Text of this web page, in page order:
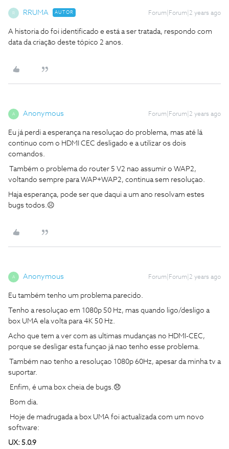
R RRUMA AUTOR Forum|Forum|2 years ago
A historia do foi identificado e está a ser tratada, respondo com
data da criação deste tópico 2 anos.
A Anonymous Forum|Forum|2 years ago
Eu já perdi a esperança na resoluçao do problema, mas até lá
continuo com o HDMI CEC desligado e a utilizar os dois
comandos.
Também o problema do router 5 V2 nao assumir o WAP2,
voltando sempre para WAP+WAP2, continua sem resoluçao.
Haja esperança, pode ser que daqui a um ano resolvam estes
bugs todos.☹️
A Anonymous Forum|Forum|2 years ago
Eu também tenho um problema parecido.
Tenho a resoluçao em 1080p 50 Hz, mas quando ligo/desligo a
box UMA ela volta para 4K 50 Hz.
Acho que tem a ver com as ultimas mudanças no HDMI-CEC,
porque se desligar esta funçao já nao tenho esse problema.
Também nao tenho a resoluçao 1080p 60Hz, apesar da minha tv a
suportar.
Enfim, é uma box cheia de bugs.😞
Bom dia.
Hoje de madrugada a box UMA foi actualizada com um novo
software:
UX: 5.0.9